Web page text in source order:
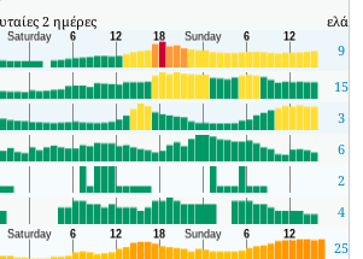
2 ημέρες ελάχ
9
15
3
6
2
4
25